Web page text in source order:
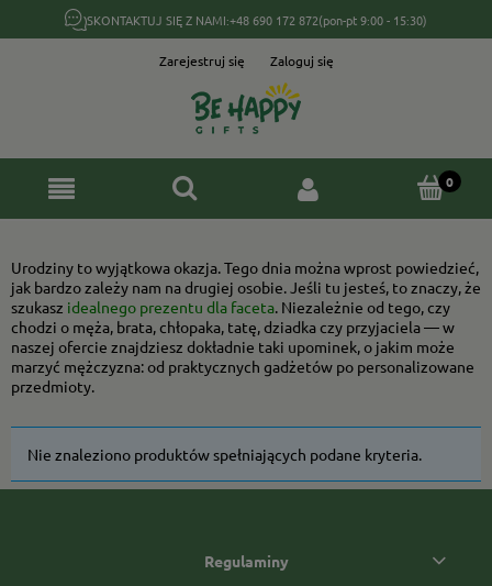
SKONTAKTUJ SIĘ Z NAMI:+48 690 172 872(pon-pt 9:00 - 15:30)
Zarejestruj się Zaloguj się
Urodziny to wyjątkowa okazja. Tego dnia można wprost powiedzieć,
jak bardzo zależy nam na drugiej osobie. Jeśli tu jesteś, to znaczy, że
szukasz idealnego prezentu dla faceta. Niezależnie od tego, czy
chodzi o męża, brata, chłopaka, tatę, dziadka czy przyjaciela — w
naszej ofercie znajdziesz dokładnie taki upominek, o jakim może
marzyć mężczyzna: od praktycznych gadżetów po personalizowane
przedmioty.
Nie znaleziono produktów spełniających podane kryteria.
Regulaminy